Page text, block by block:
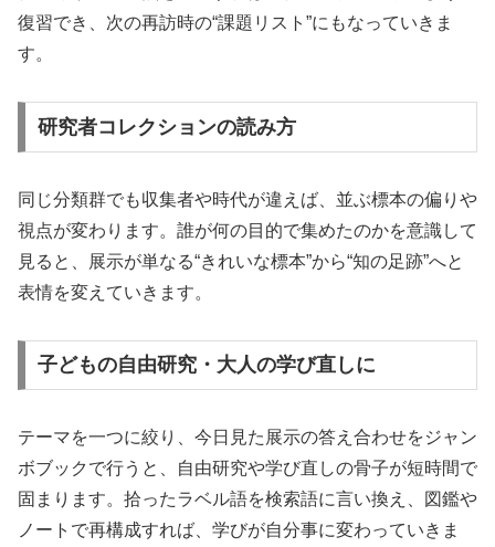
復習でき、次の再訪時の“課題リスト”にもなっていきま
す。
研究者コレクションの読み方
同じ分類群でも収集者や時代が違えば、並ぶ標本の偏りや
視点が変わります。誰が何の目的で集めたのかを意識して
見ると、展示が単なる“きれいな標本”から“知の足跡”へと
表情を変えていきます。
子どもの自由研究・大人の学び直しに
テーマを一つに絞り、今日見た展示の答え合わせをジャン
ボブックで行うと、自由研究や学び直しの骨子が短時間で
固まります。拾ったラベル語を検索語に言い換え、図鑑や
ノートで再構成すれば、学びが自分事に変わっていきま